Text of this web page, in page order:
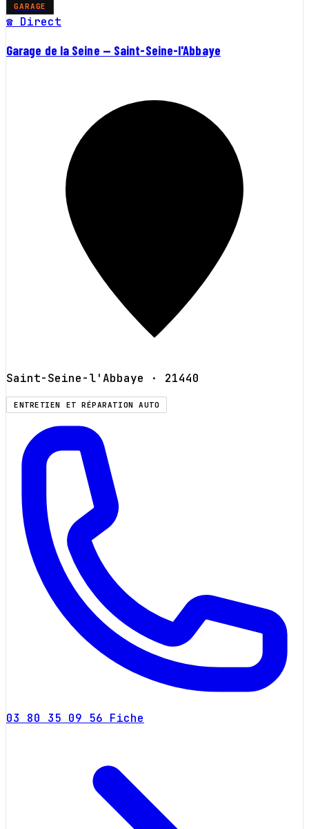
GARAGE
☎ Direct
Garage de la Seine — Saint-Seine-l'Abbaye
Saint-Seine-l'Abbaye · 21440
ENTRETIEN ET RÉPARATION AUTO
03 80 35 09 56 Fiche